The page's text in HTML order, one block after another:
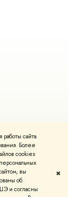
сайта
Более
cookies
вы
об
и согласны
✖
использования